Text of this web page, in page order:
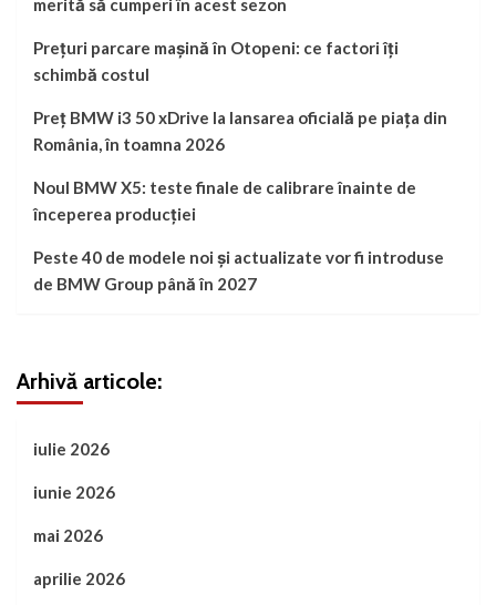
merită să cumperi în acest sezon
Prețuri parcare mașină în Otopeni: ce factori îți
schimbă costul
Preț BMW i3 50 xDrive la lansarea oficială pe piața din
România, în toamna 2026
Noul BMW X5: teste finale de calibrare înainte de
începerea producției
Peste 40 de modele noi și actualizate vor fi introduse
de BMW Group până în 2027
Arhivă articole:
iulie 2026
iunie 2026
mai 2026
aprilie 2026